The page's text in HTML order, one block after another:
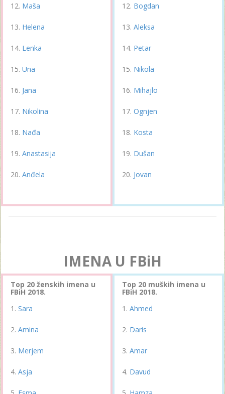
Maša
Helena
Lenka
Una
Jana
Nikolina
Nađa
Anastasija
Anđela
Bogdan
Aleksa
Petar
Nikola
Mihajlo
Ognjen
Kosta
Dušan
Jovan
IMENA U FBiH
Top 20 ženskih imena u
FBiH 2018.
Sara
Amina
Merjem
Asja
Top 20 muških imena u
FBiH 2018.
Ahmed
Daris
Amar
Davud